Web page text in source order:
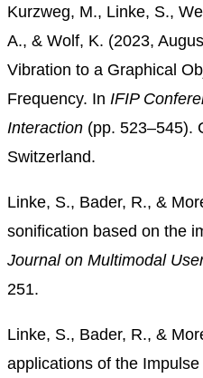
Kurzweg, M., Linke, S.,
A., & Wolf, K. (2023,
Vibration to a Graphical
Frequency. In IFIP
Interaction (pp. 523–545).
Switzerland.
Linke, S., Bader, R., &
sonification based on the
Journal on Multimodal
251.
Linke, S., Bader, R., &
applications of the